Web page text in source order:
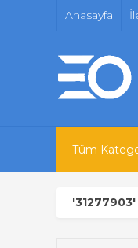
Anasayfa
Tüm